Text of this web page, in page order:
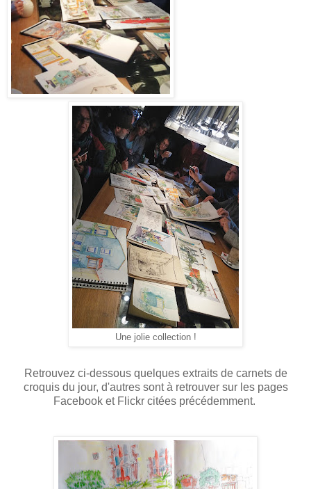
Une jolie collection !
Retrouvez ci-dessous quelques extraits de carnets de
croquis du jour, d'autres sont à retrouver sur les pages
Facebook et Flickr citées précédemment.